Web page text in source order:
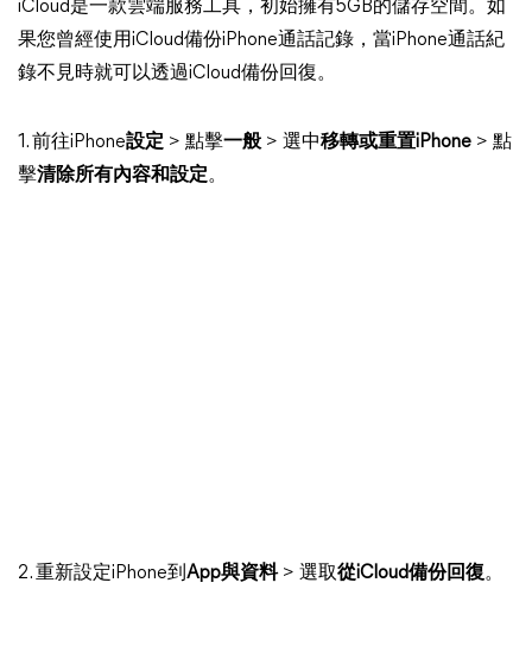
iCloud是一款雲端服務工具，初始擁有5GB的儲存空間。如
果您曾經使用iCloud備份iPhone通話記錄，當iPhone通話紀
錄不見時就可以透過iCloud備份回復。
1. 前往iPhone設定 > 點擊一般 > 選中移轉或重置iPhone > 點
擊清除所有內容和設定。
2. 重新設定iPhone到 App與資料> 選取從iCloud備份回復。